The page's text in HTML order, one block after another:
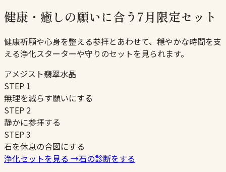
健康・癒しの願いに合う7月限定セット
健康祈願や心身を整える参拝とあわせて、穏やかな時間を支
える浄化スターターや守りのセットを見られます。
アメジスト翡翠水晶
STEP 1
無理を減らす願いにする
STEP 2
静かに参拝する
STEP3
石を休息の合図にする
浄化セットを見る →石の診断をする